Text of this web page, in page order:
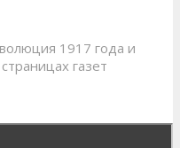
1917 года и
газет